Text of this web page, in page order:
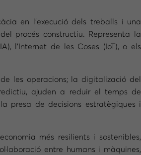
en l’execució dels treballs i una
procés constructiu. Representa la
l’Internet de les Coses (IoT), o els
les operacions; la digitalizació del
ajuden a reduir el temps de
presa de decisions estratègiques i
més resilients i sostenibles,
entre humans i màquines,